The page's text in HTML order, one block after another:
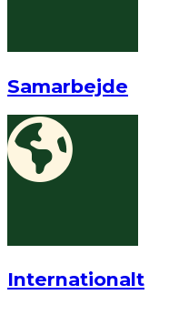
Samarbejde
Internationalt